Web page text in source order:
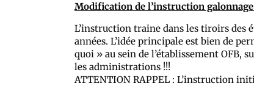
Modification de l’instruction
L’instruction traine dans les tiroirs des
années. L’idée principale est bien de
quoi » au sein de l’établissement OFB,
les administrations !!!
ATTENTION RAPPEL : L’instruction